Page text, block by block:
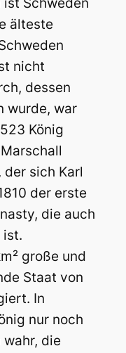
ist Schweden
älteste
nicht
dessen
wurde, war
König
sich Karl
der erste
die auch
ist.
große und
Staat von
In
nur noch
die